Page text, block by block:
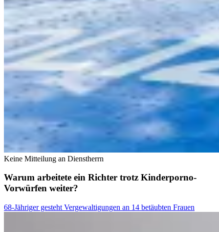
Keine Mitteilung an Dienstherrn
Warum arbeitete ein Richter trotz Kinderporno-
Vorwürfen weiter?
68-Jähriger gesteht Vergewaltigungen an 14 betäubten Frauen